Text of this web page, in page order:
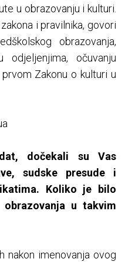
u obrazovanju i kulturi.
i pravilnika, govori
obrazovanja,
odjeljenjima, očuvanju
Zakonu o kulturi u
dočekali su Vas
sudske presude i
Koliko je bilo
u takvim
nakon imenovanja ovog